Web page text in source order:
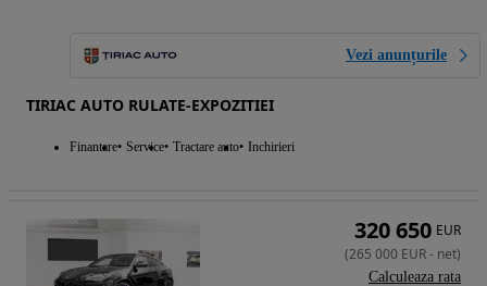
Vezi anunțurile
TIRIAC AUTO RULATE-EXPOZITIEI
Finantare Service Tractare auto Inchirieri
320 650 EUR
(265 000 EUR- net)
Calculeaza rata